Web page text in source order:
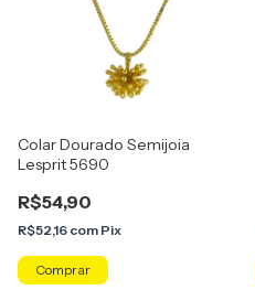
Colar Dourado Semijoia
Lesprit 5690
R$54,90
R$52,16 com Pix